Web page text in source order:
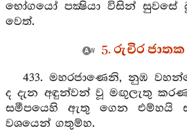
භෝගයෝ පක්‍ෂියා විසින්
වෙත්.
5. රුචිර ජාතක
433. මහරජාණෙනි, නුඹ
ද දැන අඳුන්වන් වූ මඟුලැතු
සමීපයෙහි ඇතු ගෙන එම්හයි
වශයෙන් ගතුම්හ.